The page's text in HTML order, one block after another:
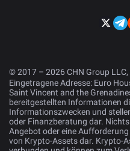
© 2017 – 2026 CHN Group
Eingetragene Adresse: Euro
Saint Vincent and the
bereitgestellten Informationen
Informationszwecken und
oder Finanzberatung dar.
Angebot oder eine
von Krypto-Assets dar. Krypto-